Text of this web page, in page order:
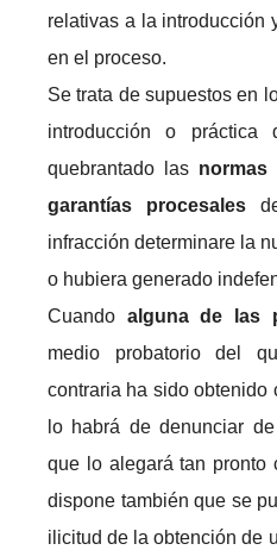
relativas a la introducción
en el proceso.
Se trata de supuestos en
introducción o
quebrantado las
garantías procesales
infracción determinare la
o hubiera generado
Cuando alguna de las
medio probatorio del
contraria ha sido obtenido
lo habrá de denunciar
que lo alegará tan pronto
dispone también que se
ilicitud de la obtención de